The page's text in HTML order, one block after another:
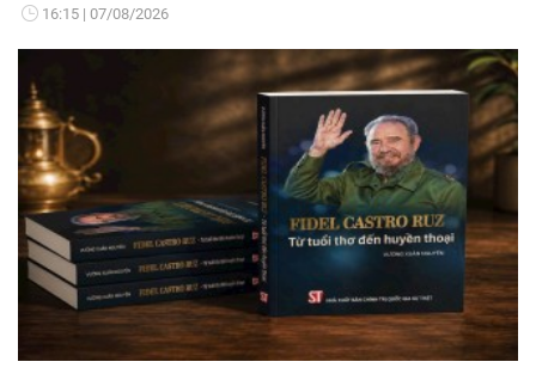
16:15 07/08/2026